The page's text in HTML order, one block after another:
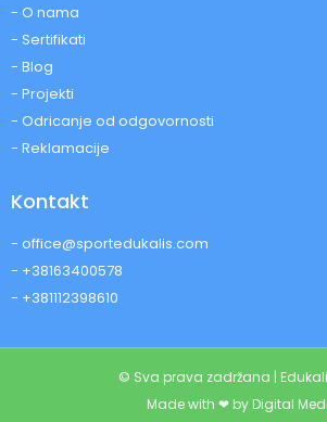
- O nama
- Sertifikati
- Blog
- Projekti
- Odricanje od odgovornosti
- Reklamacije
Kontakt
- office@sportedukalis.com
- +38163400578
- +381112398610
© Sva prava zadržana |
Made with ❤ by Digital